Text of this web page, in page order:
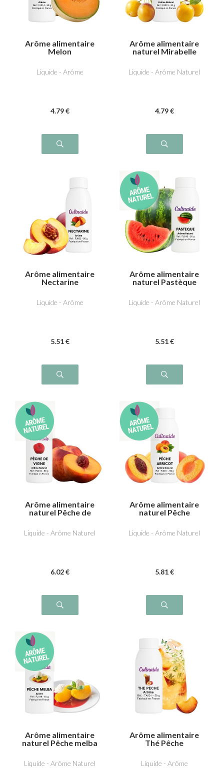
Arôme alimentaire
Melon
Liquide - Arôme
4.79 €
Arôme alimentaire
naturel Mirabelle
Liquide - Arôme Naturel
4.79 €
Arôme alimentaire
Nectarine
Liquide - Arôme
5.51 €
Arôme alimentaire
naturel Pastèque
Liquide - Arôme Naturel
5.51 €
Arôme alimentaire
naturel Pêche de
Liquide - Arôme Naturel
6.02 €
Arôme alimentaire
naturel Pêche
Liquide - Arôme Naturel
5.81 €
Arôme alimentaire
naturel Pêche melba
Liquide - Arôme Naturel
Arôme alimentaire
Thé Pêche
Liquide - Arôme